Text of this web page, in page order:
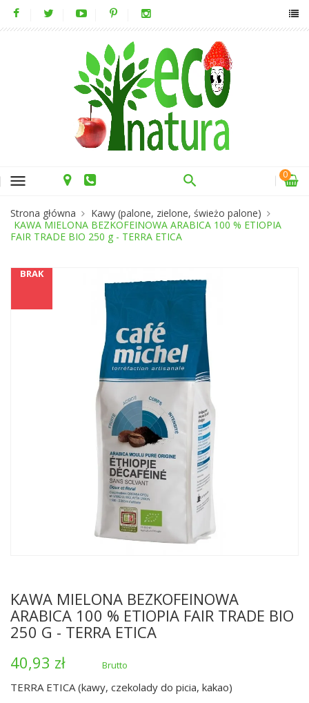
menu 0
Strona główna
Kawy (palone, zielone, świeżo palone)
KAWA MIELONA BEZKOFEINOWA ARABICA 100 % ETIOPIA
FAIR TRADE BIO 250 g - TERRA ETICA
BRAK
KAWA MIELONA BEZKOFEINOWA
ARABICA 100 % ETIOPIA FAIR TRADE BIO
250 G - TERRA ETICA
40,93 zł
Brutto
TERRA ETICA (kawy, czekolady do picia, kakao)